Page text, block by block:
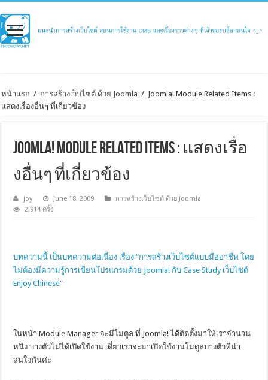
หน้าแรก / การสร้างเว็บไซต์ ด้วย Joomla / Joomla! Module Related Items :
แสดงเรื่องอื่นๆ ที่เกี่ยวข้อง
Joomla! Module Related Items : แสดงเรื่อ
งอื่นๆ ที่เกี่ยวข้อง
joy June 18, 2009
การสร้างเว็บไซต์ ด้วย Joomla
2,914 ครั้ง
บทความนี้ เป็นบทความต่อเนื่อง เรื่อง “การสร้างเว็บไซต์แบบมืออาชีพ โดย
ไม่ต้องมีความรู้การเขียนโปรแกรมด้วย Joomla! กับ Case Study เว็บไซต์
Enjoy Chinese”
ในหน้า Module Manager จะมีโมดูล ที่ Joomla! ได้ติดตั้งมาให้เราจำนวน
หนึ่ง บางตัวไม่ได้เปิดใช้งาน เดี๋ยวเราจะมาเปิดใช้งานโมดูลบางตัวที่น่า
สนใจกันค่ะ